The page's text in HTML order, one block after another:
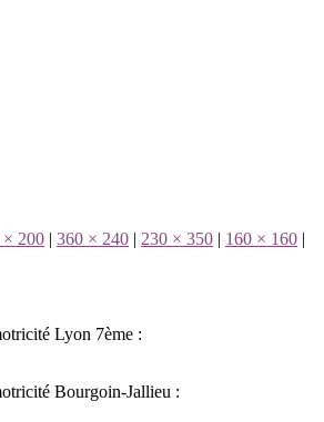
× 200 | 360 × 240 | 230 × 350 | 160 × 160 |
Lyon 7ème :
Bourgoin-Jallieu :